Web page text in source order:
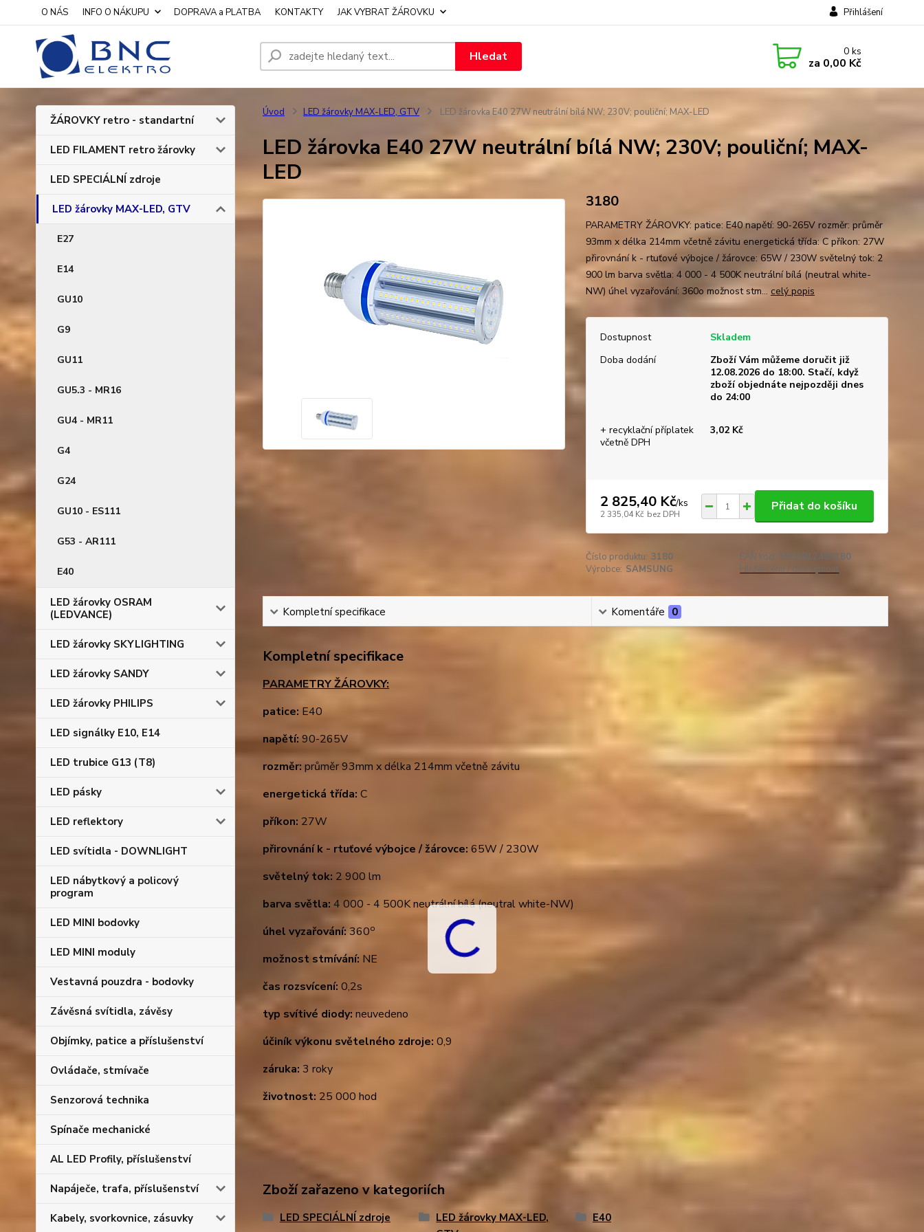
O NÁS INFO O NÁKUPU DOPRAVA a PLATBA KONTAKTY JAK VYBRAT ŽÁROVKU Přihlášení
Hledat 0ks
za 0,00 Kč
ŽÁROVKY retro - standartní
LED FILAMENT retro žárovky
LED SPECIÁLNÍ zdroje
LED žárovky MAX-LED, GTV
E27
E14
GU10
G9
GU11
GU5.3 - MR16
GU4 - MR11
G4
G24
GU10 - ES111
G53 - AR111
E40
LED žárovky OSRAM
(LEDVANCE)
LED žárovky SKYLIGHTING
LED žárovky SANDY
LED žárovky PHILIPS
LED signálky E10, E14
LED trubice G13 (T8)
LED pásky
LED reflektory
LED svítidla - DOWNLIGHT
LED nábytkový a policový
program
LED MINI bodovky
LED MINI moduly
Vestavná pouzdra - bodovky
Závěsná svítidla, závěsy
Objímky, patice a příslušenství
Ovládače, stmívače
Senzorová technika
Spínače mechanické
AL LED Profily, příslušenství
Napáječe, trafa, příslušenství
Kabely, svorkovnice, zásuvky
Úvod LED žárovky MAX-LED, GTV LED žárovka E40 27W neutrální bílá NW; 230V; pouliční; MAX-LED
LED žárovka E40 27W neutrální bílá NW; 230V; pouliční; MAX-
LED
3180
PARAMETRY ŽÁROVKY: patice: E40 napětí: 90-265V rozměr: průměr
93mm x délka 214mm včetně závitu energetická třída: C příkon: 27W
přirovnání k - rtuťové výbojce / žárovce: 65W / 230W světelný tok: 2
900 lm barva světla: 4 000 - 4 500K neutrální bílá (neutral white-
NW) úhel vyzařování: 360o možnost stm... celý popis
Dostupnost
Skladem
Doba dodání
Zboží Vám můžeme doručit již
12.08.2026 do 18:00. Stačí, když
zboží objednáte nejpozději dnes
do 24:00
+ recyklační příplatek
včetně DPH
3,02 Kč
2 825,40 Kč/ks
2 335,04 Kč bez DPH
Přidat do košíku
Číslo produktu: 3180 EAN kód: 5901812463180
Výrobce: SAMSUNG Hlídat cenu / dostupnost
Kompletní specifikace Komentáře 0
Kompletní specifikace
PARAMETRY ŽÁROVKY:
patice: E40
napětí: 90-265V
rozměr: průměr 93mm x délka 214mm včetně závitu
energetická třída: C
příkon: 27W
přirovnání k - rtuťové výbojce / žárovce: 65W / 230W
světelný tok: 2 900 lm
barva světla: 4 000 - 4 500K neutrální bílá (neutral white-NW)
úhel vyzařování: 360o
možnost stmívání: NE
čas rozsvícení: 0,2s
typ svítivé diody: neuvedeno
účiník výkonu světelného zdroje: 0,9
záruka: 3 roky
životnost: 25 000 hod
Zboží zařazeno v kategoriích
LED SPECIÁLNÍ zdroje
LED žárovky MAX-LED,
E40